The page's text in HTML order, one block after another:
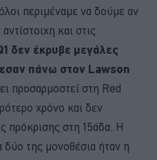
περιμέναμε να δούμε αν
και στις
δεν έκρυβε μεγάλες
πάνω στον Lawson
προσαρμοστεί στη Red
χρόνο και δεν
πρόκρισης στη 15άδα. Η
της μονοθέσια ήταν η